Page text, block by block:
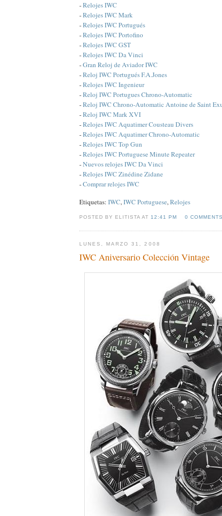
-Relojes IWC
-Relojes IWC Mark
-Relojes IWC Portugués
-Relojes IWC Portofino
-Relojes IWC GST
-Relojes IWC Da Vinci
-Gran Reloj de Aviador IWC
-Reloj IWC Portugués F.A.Jones
-Relojes IWC Ingenieur
-Reloj IWC Portugues Chrono-Automatic
-Reloj IWC Chrono-Automatic Antoine de Saint
-Reloj IWC Mark XVI
-Relojes IWC Aquatimer Cousteau Divers
-Relojes IWC Aquatimer Chrono-Automatic
-Relojes IWC Top Gun
-Relojes IWC Portuguese Minute Repeater
-Nuevos relojes IWC Da Vinci
-Relojes IWC Zinédine Zidane
-Comprar relojes IWC
Etiquetas: IWC,IWC Portuguese,Relojes
POSTED BY ELITISTA AT12:41 PM 0
LUNES, MARZO 31, 2008
IWC Aniversario Colección Vintage